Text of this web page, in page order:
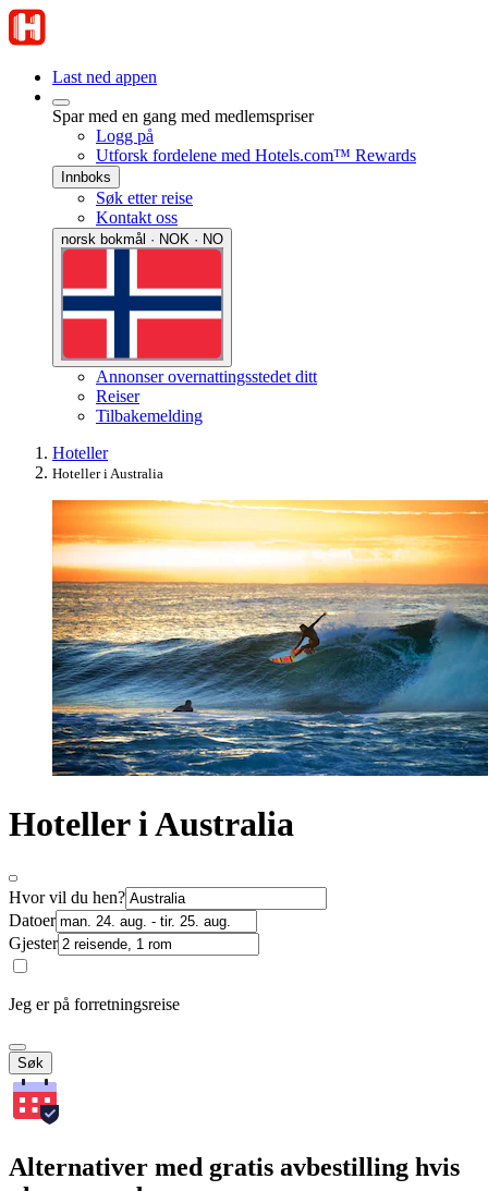
Last ned appen
Spar med en gang med medlemspriser
Logg på
Utforsk fordelene med Hotels.com™ Rewards
Innboks
Søk etter reise
Kontakt oss
norsk bokmål · NOK · NO
Annonser overnattingsstedet ditt
Reiser
Tilbakemelding
Hoteller
Hoteller i Australia
Hoteller i Australia
Hvor vil du hen?
Datoer
Gjester
Jeg er på forretningsreise
Søk
Alternativer med gratis avbestilling hvis